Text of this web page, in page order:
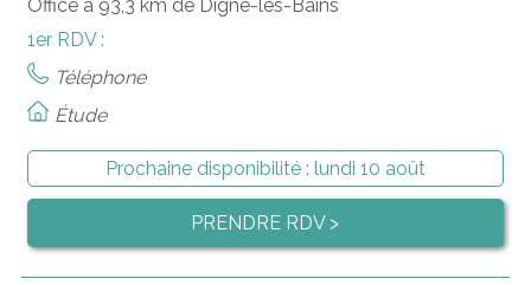
Office à 93,3 km de Digne-les-Bains
1er RDV :
Téléphone
Étude
Prochaine disponibilité : lundi 10 août
PRENDRE RDV >